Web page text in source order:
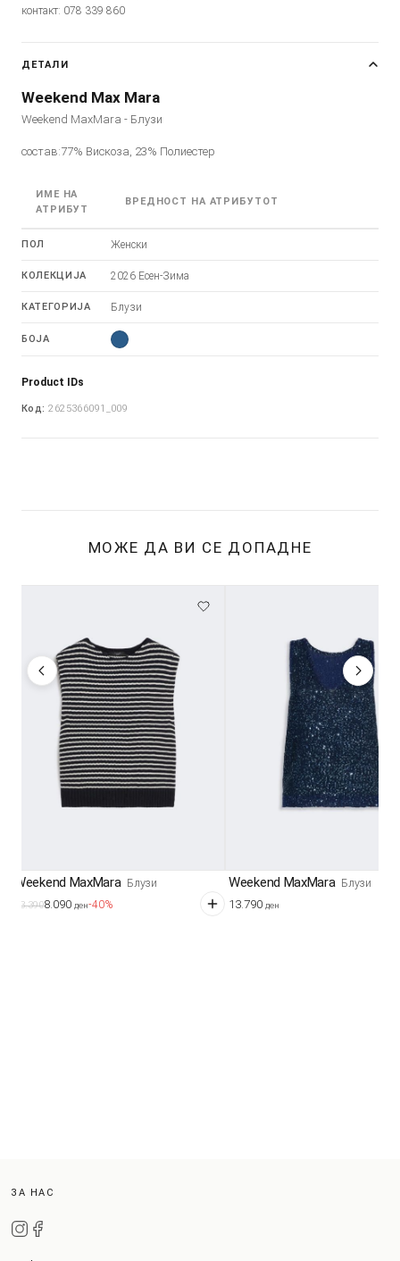
контакт: 078 339 860
ДЕТАЛИ
Weekend Max Mara
Weekend MaxMara - Блузи
состав:77% Вискоза, 23% Полиестер
ИМЕ НА
АТРИБУТ
ВРЕДНОСТ НА АТРИБУТОТ
ПОЛ Женски
КОЛЕКЦИЈА 2026 Есен-Зима
КАТЕГОРИЈА Блузи
БОЈА
Product IDs
Код: 2625366091_009
МОЖЕ ДА ВИ СЕ ДОПАДНЕ
Weekend MaxMara Блузи
13.3908.090 ден-40%
Weekend MaxMara Блузи
13.790 ден
ЗА НАС